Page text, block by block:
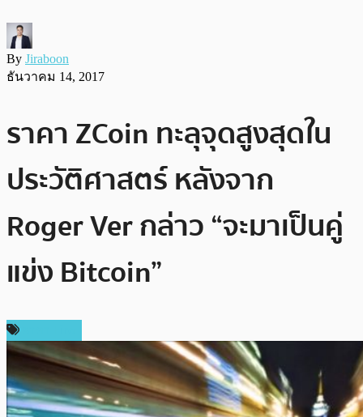
By Jiraboon
ธันวาคม 14, 2017
ราคา ZCoin ทะลุจุดสูงสุดใน
ประวัติศาสตร์ หลังจาก
Roger Ver กล่าว “จะมาเป็นคู่
แข่ง Bitcoin”